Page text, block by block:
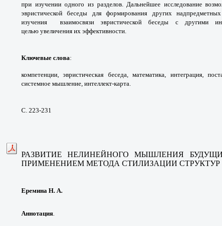
при изучении одного из разделов. Дальнейшее исследование
эвристической беседы для формирования других
изучениявзаимосвязи эвристической беседы с другими
целью увеличения их эффективности.
Ключевые слова:
компетенции, эвристическая беседа, математика, интеграция,
системное мышление, интеллект-карта.
С. 223-231
РАЗВИТИЕ НЕЛИНЕЙНОГО МЫШЛЕНИЯ
ПРИМЕНЕНИЕМ МЕТОДА СТИЛИЗАЦИИ
Еремина Н. А.
Аннотация.